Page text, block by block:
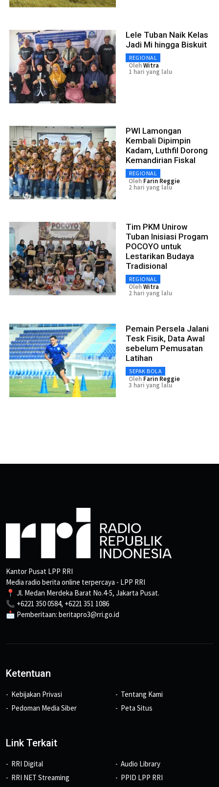
Lele Tuban Naik Kelas
Jadi Mi hingga Biskuit
REGIONAL
OlehWitra
1 hari yang lalu
PWI Lamongan
Kembali Dipimpin
Kadam, Luthfil Dorong
Kemandirian Fiskal
REGIONAL
Oleh Farin Reggie
2 hari yang lalu
Tim PKM Unirow
Tuban Inisiasi Progam
POCOYO untuk
Lestarikan Budaya
Tradisional
REGIONAL
OlehWitra
2 hari yang lalu
Pemain Persela Jalani
Tesk Fisik, Data Awal
sebelum Pemusatan
Latihan
SEPAK BOLA
Oleh Farin Reggie
3 hari yang lalu
Kantor Pusat LPP RRI
Media radio berita online terpercaya - LPP RRI
📍 Jl. Medan Merdeka Barat No.4-5, Jakarta Pusat.
📞 +6221 350 0584, +6221 351 1086
📩 Pemberitaan: beritapro3@rri.go.id
Ketentuan
Kebijakan Privasi
Pedoman Media Siber
Tentang Kami
Peta Situs
Link Terkait
RRI Digital
RRI NET Streaming
Audio Library
PPID LPP RRI